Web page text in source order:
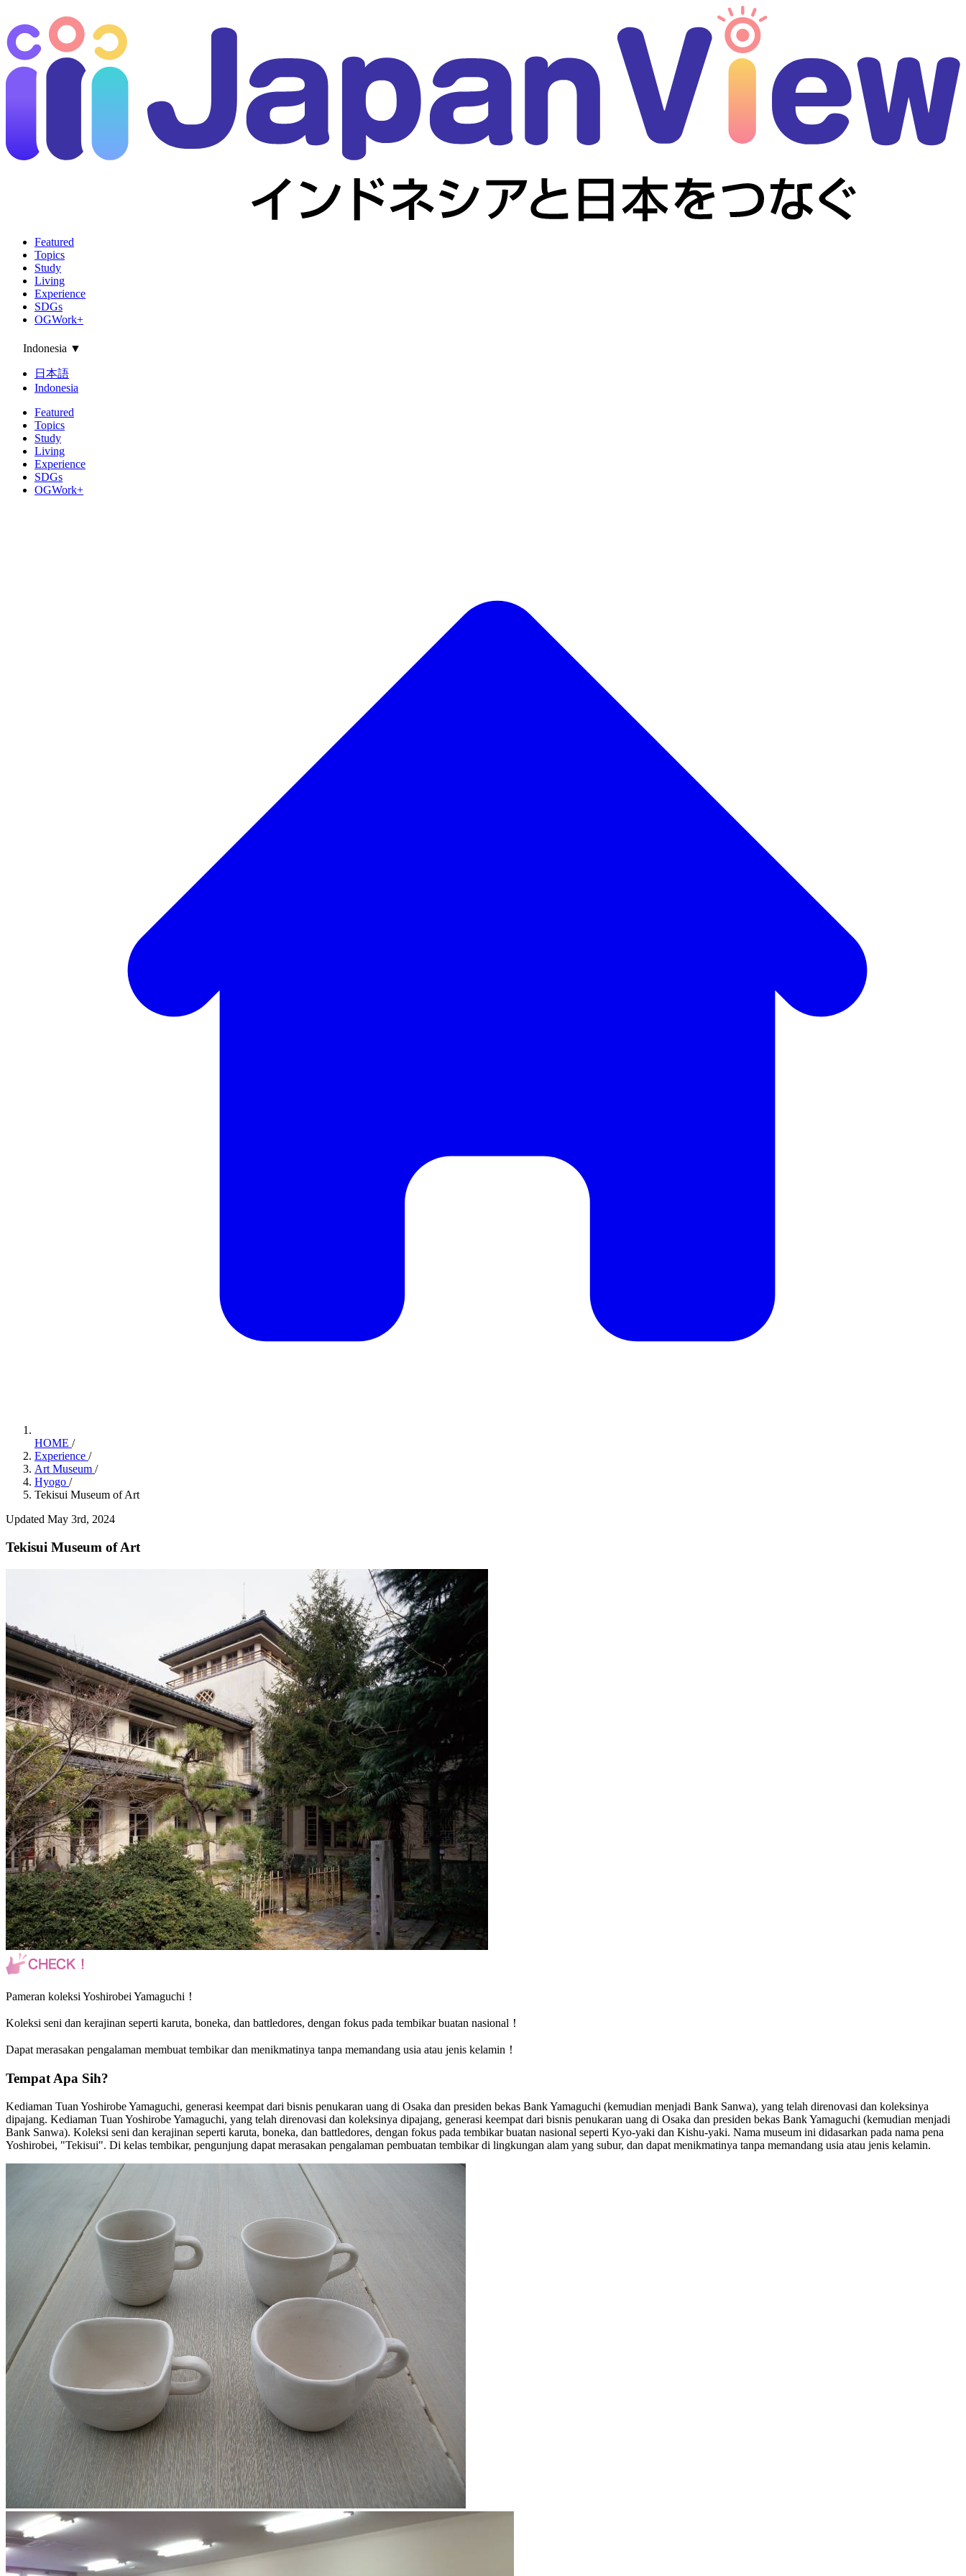
Featured
Topics
Study
Living
Experience
SDGs
OGWork+
Indonesia ▼
日本語
Indonesia
Featured
Topics
Study
Living
Experience
SDGs
OGWork+
HOME /
Experience /
Art Museum /
Hyogo /
Tekisui Museum of Art
Updated May 3rd, 2024
Tekisui Museum of Art
Pameran koleksi Yoshirobei Yamaguchi！
Koleksi seni dan kerajinan seperti karuta, boneka, dan battledores, dengan fokus pada tembikar buatan nasional！
Dapat merasakan pengalaman membuat tembikar dan menikmatinya tanpa memandang usia atau jenis kelamin！
Tempat Apa Sih?
Kediaman Tuan Yoshirobe Yamaguchi, generasi keempat dari bisnis penukaran uang di Osaka dan presiden bekas Bank Yamaguchi (kemudian menjadi Bank Sanwa), yang telah direnovasi dan koleksinya
dipajang. Kediaman Tuan Yoshirobe Yamaguchi, yang telah direnovasi dan koleksinya dipajang, generasi keempat dari bisnis penukaran uang di Osaka dan presiden bekas Bank Yamaguchi (kemudian menjadi
Bank Sanwa). Koleksi seni dan kerajinan seperti karuta, boneka, dan battledores, dengan fokus pada tembikar buatan nasional seperti Kyo-yaki dan Kishu-yaki. Nama museum ini didasarkan pada nama pena
Yoshirobei, "Tekisui". Di kelas tembikar, pengunjung dapat merasakan pengalaman pembuatan tembikar di lingkungan alam yang subur, dan dapat menikmatinya tanpa memandang usia atau jenis kelamin.